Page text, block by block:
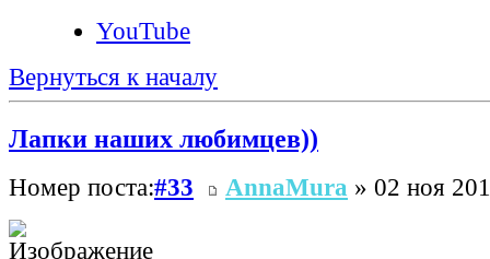
YouTube
Вернуться к началу
Лапки наших любимцев))
Номер поста:#33 AnnaMura » 02 ноя